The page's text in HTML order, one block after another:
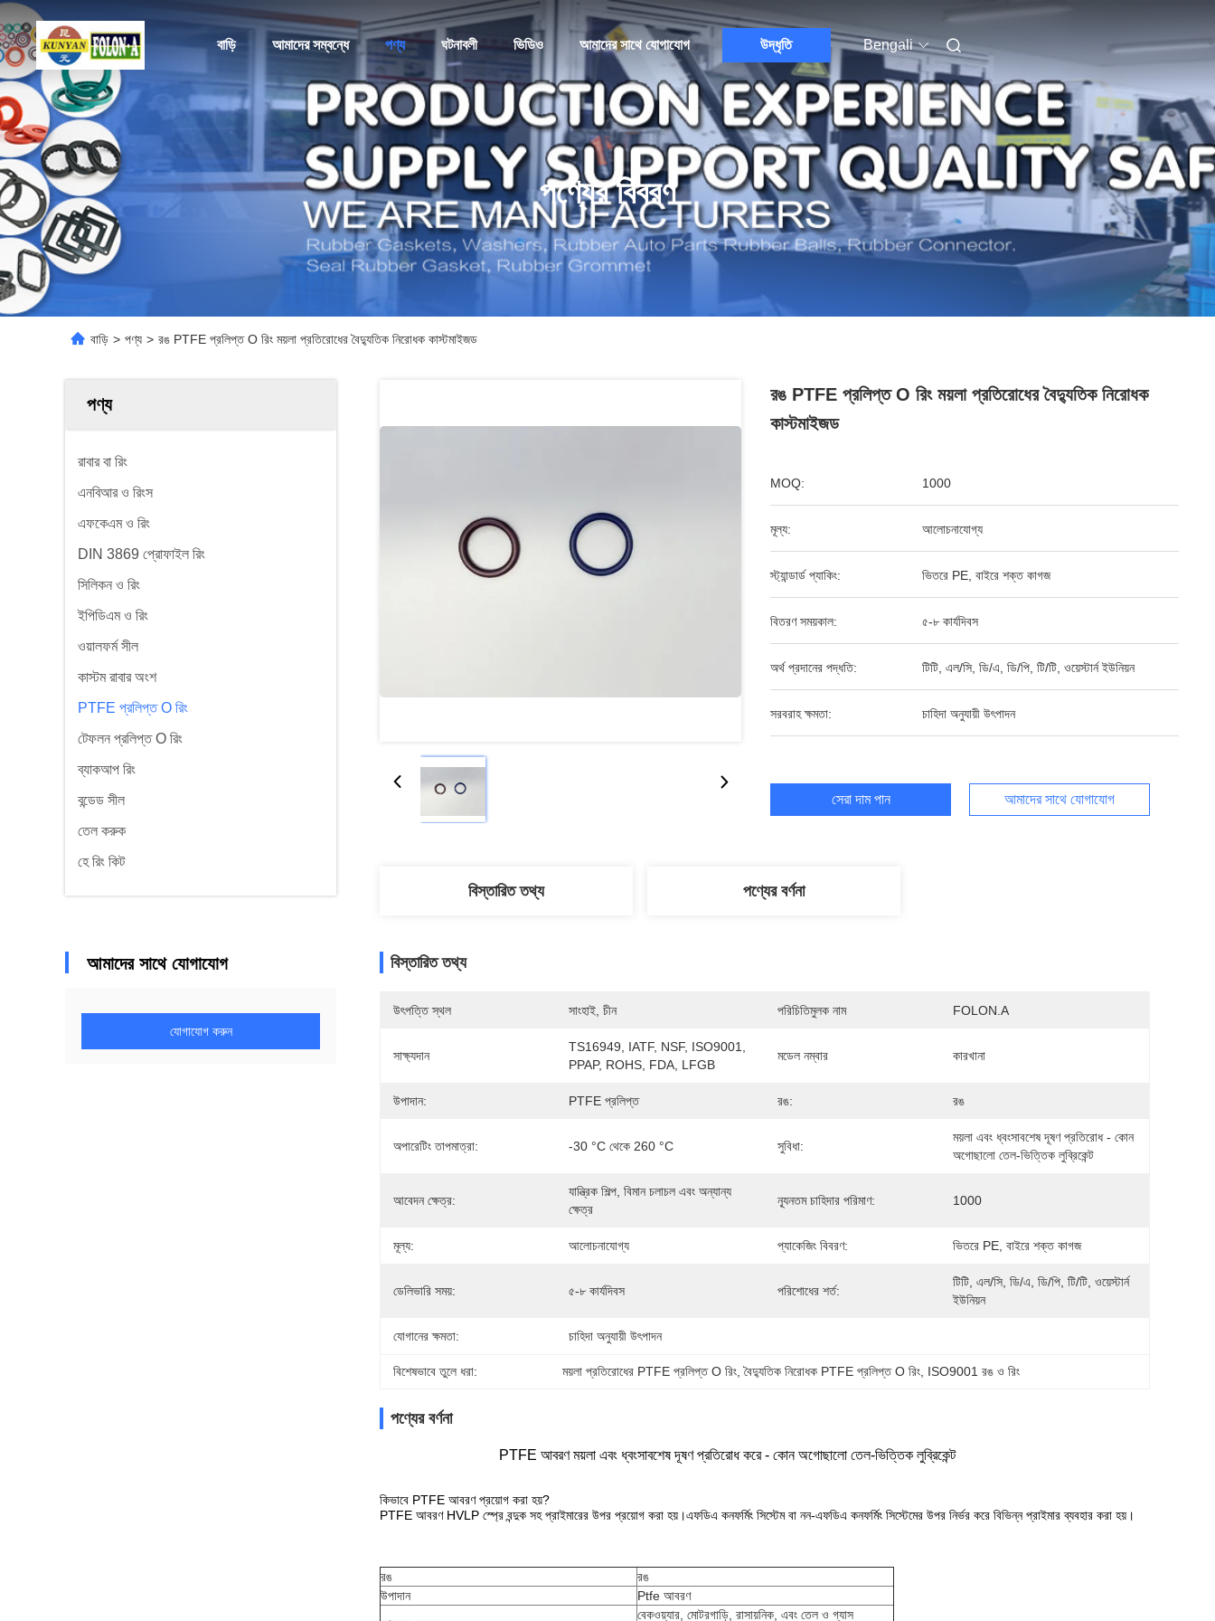
বাড়ি আমাদের সম্বন্ধে পণ্য ঘটনাবলী ভিডিও আমাদের সাথে যোগাযোগ উদ্ধৃতি Bengali
পণ্যের বিবরণ
বাড়ি > পণ্য > রঙ PTFE প্রলিপ্ত O রিং ময়লা প্রতিরোধের বৈদ্যুতিক নিরোধক কাস্টমাইজড
পণ্য
রাবার বা রিং
এনবিআর ও রিংস
এফকেএম ও রিং
DIN 3869 প্রোফাইল রিং
সিলিকন ও রিং
ইপিডিএম ও রিং
ওয়ালফর্ম সীল
কাস্টম রাবার অংশ
PTFE প্রলিপ্ত O রিং
টেফলন প্রলিপ্ত O রিং
ব্যাকআপ রিং
বন্ডেড সীল
তেল করুক
হে রিং কিট
আমাদের সাথে যোগাযোগ
যোগাযোগ করুন
রঙ PTFE প্রলিপ্ত O রিং ময়লা প্রতিরোধের বৈদ্যুতিক নিরোধক
কাস্টমাইজড
MOQ: 1000
মূল্য: আলোচনাযোগ্য
স্ট্যান্ডার্ড প্যাকিং: ভিতরে PE, বাইরে শক্ত কাগজ
বিতরণ সময়কাল: ৫-৮ কার্যদিবস
অর্থ প্রদানের পদ্ধতি: টিটি, এল/সি, ডি/এ, ডি/পি, টি/টি, ওয়েস্টার্ন ইউনিয়ন
সরবরাহ ক্ষমতা: চাহিদা অনুযায়ী উৎপাদন
সেরা দাম পান আমাদের সাথে যোগাযোগ
বিস্তারিত তথ্য পণ্যের বর্ণনা
বিস্তারিত তথ্য
উৎপত্তি স্থল সাংহাই, চীন পরিচিতিমুলক নাম FOLON.A
সাক্ষ্যদান
TS16949, IATF, NSF, ISO9001,
PPAP, ROHS, FDA, LFGB
মডেল নম্বার কারখানা
উপাদান: PTFE প্রলিপ্ত রঙ: রঙ
অপারেটিং তাপমাত্রা: -30 °C থেকে 260 °C সুবিধা:
ময়লা এবং ধ্বংসাবশেষ দূষণ প্রতিরোধ - কোন
অগোছালো তেল-ভিত্তিক লুব্রিকেন্ট
আবেদন ক্ষেত্র:
যান্ত্রিক শিল্প, বিমান চলাচল এবং অন্যান্য
ক্ষেত্র
ন্যূনতম চাহিদার পরিমাণ: 1000
মূল্য: আলোচনাযোগ্য প্যাকেজিং বিবরণ: ভিতরে PE, বাইরে শক্ত কাগজ
ডেলিভারি সময়: ৫-৮ কার্যদিবস পরিশোধের শর্ত:
টিটি, এল/সি, ডি/এ, ডি/পি, টি/টি, ওয়েস্টার্ন
ইউনিয়ন
যোগানের ক্ষমতা: চাহিদা অনুযায়ী উৎপাদন
বিশেষভাবে তুলে ধরা: ময়লা প্রতিরোধের PTFE প্রলিপ্ত O রিং , বৈদ্যুতিক নিরোধক PTFE প্রলিপ্ত O রিং ISO9001 রঙ ও রিং
পণ্যের বর্ণনা
PTFE আবরণ ময়লা এবং ধ্বংসাবশেষ দূষণ প্রতিরোধ করে - কোন অগোছালো তেল-ভিত্তিক লুব্রিকেন্ট
কিভাবে PTFE আবরণ প্রয়োগ করা হয়?
PTFE আবরণ HVLP স্প্রে বন্দুক সহ প্রাইমারের উপর প্রয়োগ করা হয়।এফডিএ কনফর্মিং সিস্টেম বা নন-এফডিএ কনফর্মিং সিস্টেমের উপর নির্ভর করে বিভিন্ন প্রাইমার ব্যবহার করা হয়।
রঙ
রঙ
উপাদান
Ptfe আবরণ
বেকওয়্যার, মোটরগাড়ি, রাসায়নিক, এবং তেল ও গ্যাস